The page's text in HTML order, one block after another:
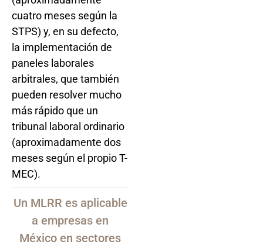
cuatro meses según la
STPS) y, en su defecto,
la implementación de
paneles laborales
arbitrales, que también
pueden resolver mucho
más rápido que un
tribunal laboral ordinario
(aproximadamente dos
meses según el propio T-
MEC).
Un MLRR es aplicable
a empresas en
México en sectores